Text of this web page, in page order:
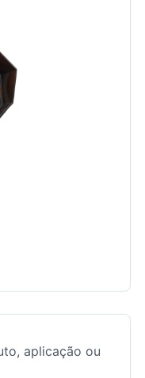
aplicação ou